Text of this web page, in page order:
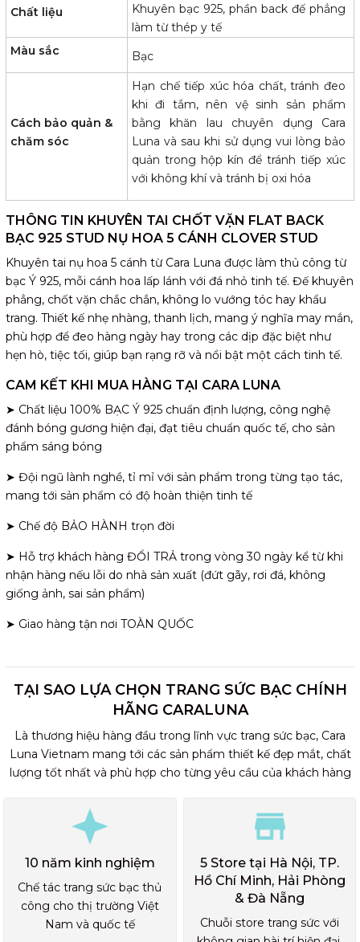
Chất liệu
Khuyên bạc 925, phần back đế phẳng
làm từ thép y tế
Màu sắc
Bạc
Cách bảo quản &
chăm sóc
Hạn chế tiếp xúc hóa chất, tránh đeo
khi đi tắm, nên vệ sinh sản phẩm
bằng khăn lau chuyên dụng Cara
Luna và sau khi sử dụng vui lòng bảo
quản trong hộp kín để tránh tiếp xúc
với không khí và tránh bị oxi hóa
THÔNG TIN KHUYÊN TAI CHỐT VẶN FLAT BACK
BẠC 925 STUD NỤ HOA 5 CÁNH CLOVER STUD
Khuyên tai nụ hoa 5 cánh từ Cara Luna được làm thủ công từ
bạc Ý 925, mỗi cánh hoa lấp lánh với đá nhỏ tinh tế. Đế khuyên
phẳng, chốt vặn chắc chắn, không lo vướng tóc hay khẩu
trang. Thiết kế nhẹ nhàng, thanh lịch, mang ý nghĩa may mắn,
phù hợp để đeo hàng ngày hay trong các dịp đặc biệt như
hẹn hò, tiệc tối, giúp bạn rạng rỡ và nổi bật một cách tinh tế.
CAM KẾT KHI MUA HÀNG TẠI CARA LUNA
➤ Chất liệu 100% BẠC Ý 925 chuẩn định lượng, công nghệ
đánh bóng gương hiện đại, đạt tiêu chuẩn quốc tế, cho sản
phẩm sáng bóng
➤ Đội ngũ lành nghề, tỉ mỉ với sản phẩm trong từng tạo tác,
mang tới sản phẩm có độ hoàn thiện tinh tế
➤ Chế độ BẢO HÀNH trọn đời
➤ Hỗ trợ khách hàng ĐỔI TRẢ trong vòng 30 ngày kể từ khi
nhận hàng nếu lỗi do nhà sản xuất (đứt gãy, rơi đá, không
giống ảnh, sai sản phẩm)
➤ Giao hàng tận nơi TOÀN QUỐC
TẠI SAO LỰA CHỌN TRANG SỨC BẠC CHÍNH
HÃNG CARALUNA
Là thương hiệu hàng đầu trong lĩnh vực trang sức bạc, Cara
Luna Vietnam mang tới các sản phẩm thiết kế đẹp mắt, chất
lượng tốt nhất và phù hợp cho từng yêu cầu của khách hàng
10 năm kinh nghiệm
Chế tác trang sức bạc thủ
công cho thị trường Việt
Nam và quốc tế
5 Store tại Hà Nội, TP.
Hồ Chí Minh, Hải Phòng
& Đà Nẵng
Chuỗi store trang sức với